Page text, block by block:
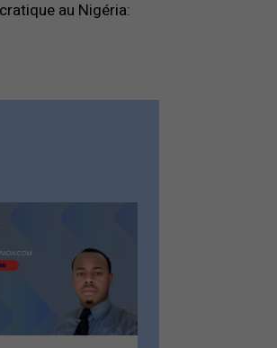
au Nigéria: